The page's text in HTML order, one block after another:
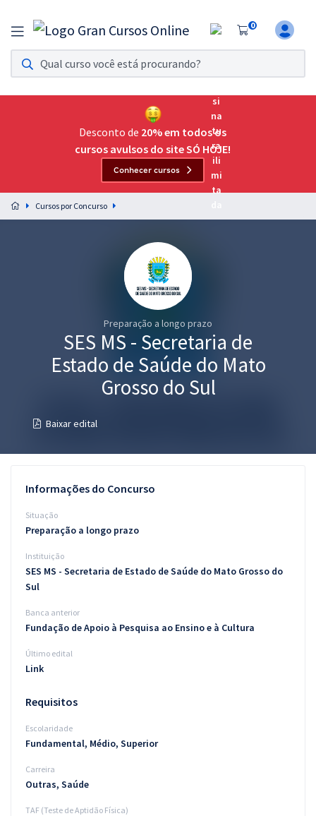
0
Assinatura Ilimitada 11
Acesso a todos os cursos. Teste grátis por 7 dias!
Assinatura OAB Até Passar
Acesso ilimitado a toda preparação para o Exame da
Preparação completa e intensiva para as principais
residências em saúde do Brasil
Graduação
Mentorias
Conteúdo gratuito
Blog
Atendimento
Desconto de 20% em todos os
cursos avulsos do site SÓ HOJE!
Conhecer cursos
Cursos por Concurso
Preparação a longo prazo
SES MS - Secretaria de
Estado de Saúde do Mato
Grosso do Sul
Baixar edital
Informações do Concurso
Situação
Preparação a longo prazo
Instituição
SES MS - Secretaria de Estado de Saúde do Mato Grosso do
Sul
Banca anterior
Fundação de Apoio à Pesquisa ao Ensino e à Cultura
Último edital
Link
Requisitos
Escolaridade
Fundamental, Médio, Superior
Carreira
Outras, Saúde
TAF (Teste de Aptidão Física)